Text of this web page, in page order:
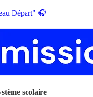
Départ" 🎧
scolaire